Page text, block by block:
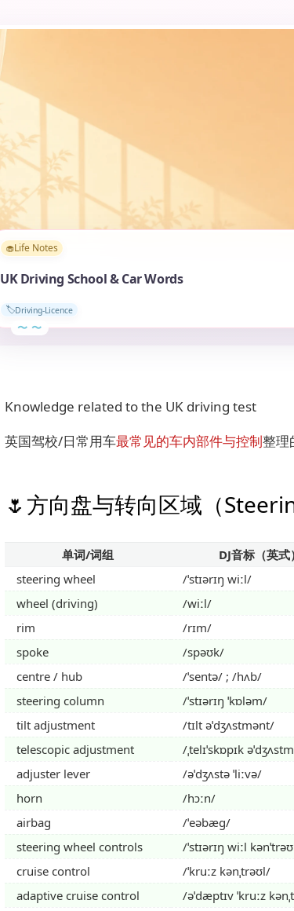
🧁Life Notes
UK Driving School & Car Words
🏷️Driving-Licence
Knowledge related to the UK driving test
英国驾校/日常用车最常见的车内部件与控制整理
方向盘与转向区域（
单词/词组 DJ音标（英式）
steering wheel
/ˈstɪərɪŋ wiːl/
wheel (driving)
/wiːl/
rim
/rɪm/
spoke
/spəʊk/
centre / hub
/ˈsentə/ ; /hʌb/
steering column
/ˈstɪərɪŋ ˈkɒləm/
tilt adjustment
/tɪlt əˈdʒʌstmənt/
telescopic adjustment
/ˌtelɪˈskɒpɪk
adjuster lever
/əˈdʒʌstə ˈliːvə/
horn
/hɔːn/
airbag
/ˈeəbæɡ/
steering wheel controls
/ˈstɪərɪŋ wiːl
cruise control
/ˈkruːz kənˌtrəʊl/
adaptive cruise control
/əˈdæptɪv ˈkruːz